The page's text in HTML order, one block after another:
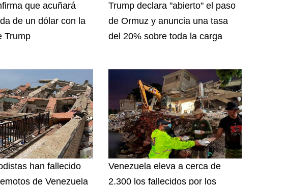
que acuñará
de un dólar con la
Trump
Trump declara "abierto" el paso
de Ormuz y anuncia una tasa
del 20% sobre toda la carga
han fallecido
de Venezuela
Venezuela eleva a cerca de
2.300 los fallecidos por los